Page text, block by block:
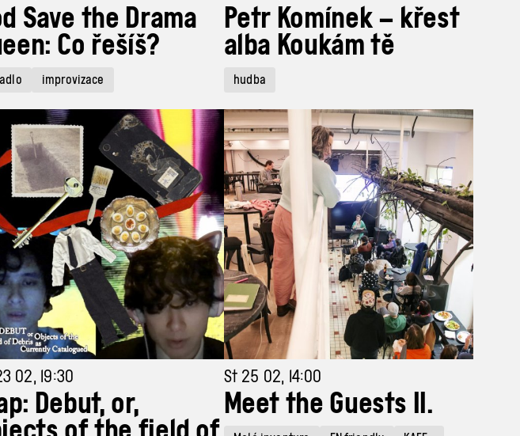
Save the Drama
Co řešíš?
improvizace
Petr Komínek – křest
alba Koukám tě
hudba
02, 19:30
Debut, or,
St 25 02, 14:00
Meet the Guests II.